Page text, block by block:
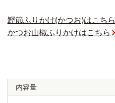
鰹節ふりかけ(かつお)はこちら
かつお山椒ふりかけはこちら
内容量